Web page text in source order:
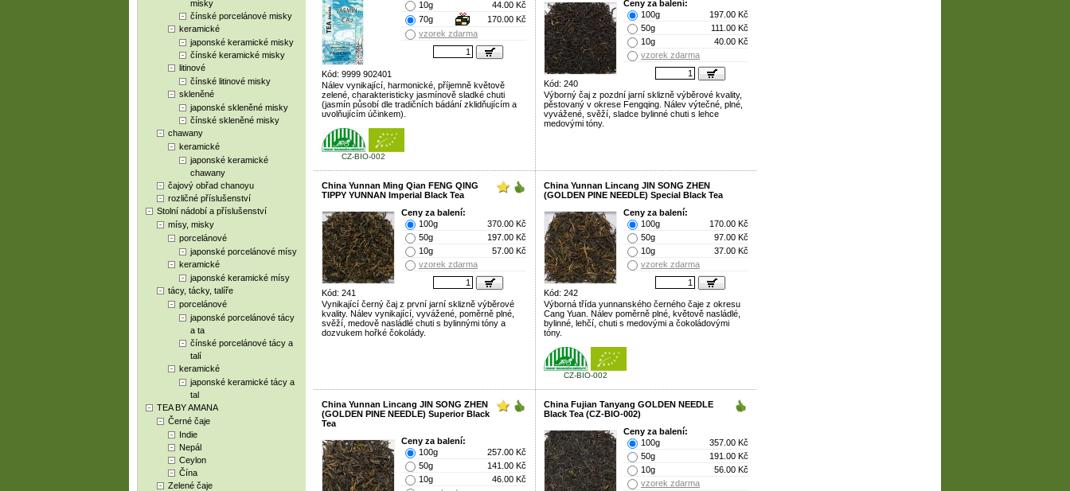
misky
čínské porcelánové misky
keramické
japonské keramické misky
čínské keramické misky
litinové
čínské litinové misky
skleněné
japonské skleněné misky
čínské skleněné misky
chawany
keramické
japonské keramické
chawany
čajový obřad chanoyu
rozličné příslušenství
Stolní nádobí a příslušenství
mísy, misky
porcelánové
japonské porcelánové mísy
keramické
japonské keramické mísy
tácy, tácky, talíře
porcelánové
japonské porcelánové tácy
a ta
čínské porcelánové tácy a
talí
keramické
japonské keramické tácy a
tal
TEA BY AMANA
Černé čaje
Indie
Nepál
Ceylon
Čína
Zelené čaje
Kód: 9999 902401
10g
44.00 Kč
70g
170.00 Kč
vzorek zdarma
Nálev vynikající, harmonické, příjemně květově
zelené, charakteristicky jasmínově sladké chuti
(jasmín působí dle tradičních bádání zklidňujícím a
uvolňujícím účinkem).
CZ-BIO-002
Kód: 240
Ceny za balení:
100g
197.00 Kč
50g
111.00 Kč
10g
40.00 Kč
vzorek zdarma
Výborný čaj z pozdní jarní sklizně výběrové kvality,
pěstovaný v okrese Fengqing. Nálev výtečné, plné,
vyvážené, svěží, sladce bylinné chuti s lehce
medovými tóny.
China Yunnan Ming Qian FENG QING
TIPPY YUNNAN Imperial Black Tea
Kód: 241
Ceny za balení:
100g
370.00 Kč
50g
197.00 Kč
10g
57.00 Kč
vzorek zdarma
Vynikající černý čaj z první jarní sklizně výběrové
kvality. Nálev vynikající, vyvážené, poměrně plné,
svěží, medově nasládlé chuti s bylinnými tóny a
dozvukem hořké čokolády.
China Yunnan Lincang JIN SONG ZHEN
(GOLDEN PINE NEEDLE) Special Black Tea
Kód: 242
Ceny za balení:
100g
170.00 Kč
50g
97.00 Kč
10g
37.00 Kč
vzorek zdarma
Výborná třída yunnanského černého čaje z okresu
Cang Yuan. Nálev poměrně plné, květově nasládlé,
bylinné, lehčí, chuti s medovými a čokoládovými
tóny.
CZ-BIO-002
China Yunnan Lincang JIN SONG ZHEN
(GOLDEN PINE NEEDLE) Superior Black
Tea
Ceny za balení:
100g
257.00 Kč
50g
141.00 Kč
10g
46.00 Kč
China Fujian Tanyang GOLDEN NEEDLE
Black Tea (CZ-BIO-002)
Ceny za balení:
100g
357.00 Kč
50g
191.00 Kč
10g
56.00 Kč
vzorek zdarma